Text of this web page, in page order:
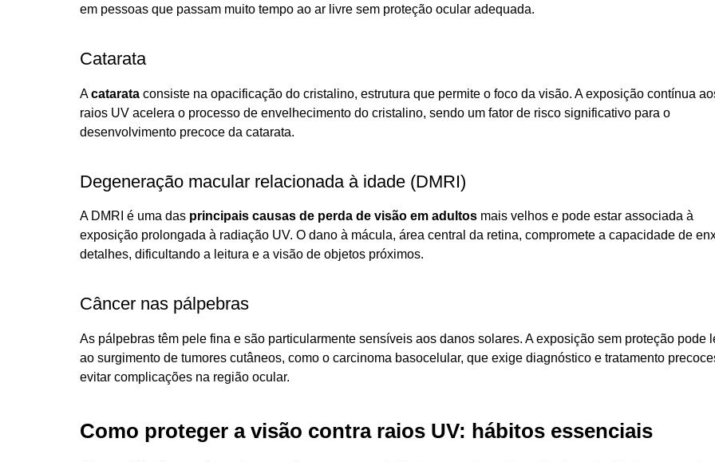
em pessoas que passam muito tempo ao ar livre sem proteção ocular adequada.
Catarata
Acatarata consiste na opacificação do cristalino, estrutura que permite o foco da visão. A exposição contínua
raios UV acelera o processo de envelhecimento do cristalino, sendo um fator de risco significativo para o
desenvolvimento precoce da catarata.
Degeneração macular relacionada à idade (DMRI)
A DMRI é uma das principais causas de perda de visão em adultos mais velhos e pode estar associada à
exposição prolongada à radiação UV. O dano à mácula, área central da retina, compromete a capacidade de
detalhes, dificultando a leitura e a visão de objetos próximos.
Câncer nas pálpebras
As pálpebras têm pele fina e são particularmente sensíveis aos danos solares. A exposição sem proteção pode
ao surgimento de tumores cutâneos, como o carcinoma basocelular, que exige diagnóstico e tratamento
evitar complicações na região ocular.
Como proteger a visão contra raios UV: hábitos essenciais